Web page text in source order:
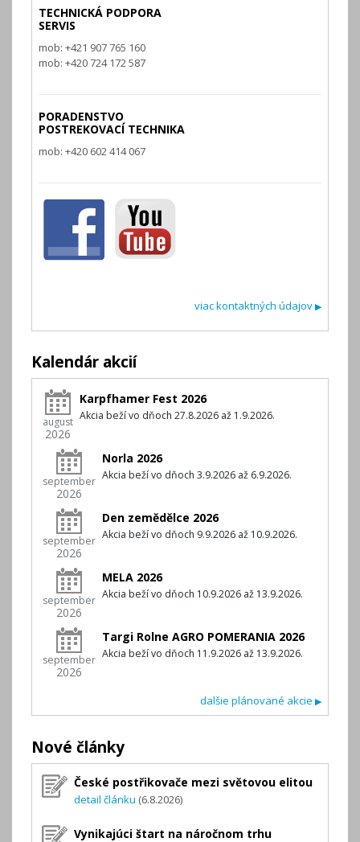
TECHNICKÁ PODPORA
SERVIS
mob: +421 907 765 160
mob: +420 724 172 587
PORADENSTVO
POSTREKOVACÍ TECHNIKA
mob: +420 602 414 067
viac kontaktných údajov ▶
Kalendár akcií
august
2026
Karpfhamer Fest 2026
Akcia beží vo dňoch 27.8.2026 až 1.9.2026.
september
2026
Norla 2026
Akcia beží vo dňoch 3.9.2026 až 6.9.2026.
september
2026
Den zemědělce 2026
Akcia beží vo dňoch 9.9.2026 až 10.9.2026.
september
2026
MELA 2026
Akcia beží vo dňoch 10.9.2026 až 13.9.2026.
september
2026
Targi Rolne AGRO POMERANIA 2026
Akcia beží vo dňoch 11.9.2026 až 13.9.2026.
dalšie plánované akcie ▶
Nové články
České postřikovače mezi světovou elitou
detail článku (6.8.2026)
Vynikajúci štart na náročnom trhu